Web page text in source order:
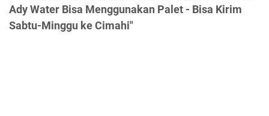
Ady Water Bisa Menggunakan Palet - Bisa Kirim
Sabtu-Minggu ke Cimahi"